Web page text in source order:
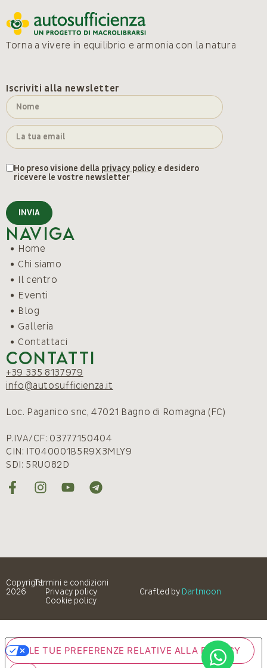
Torna a vivere in equilibrio e armonia con la natura
Iscriviti alla newsletter
Ho preso visione della privacy policy e desidero
ricevere le vostre newsletter
INVIA
Naviga
Home
Chi siamo
Il centro
Eventi
Blog
Galleria
Contattaci
Contatti
+39 335 8137979
info@autosufficienza.it
Loc. Paganico snc, 47021 Bagno di Romagna (FC)
P.IVA/CF: 03777150404
CIN: IT040001B5R9X3MLY9
SDI: 5RUO82D
Copyright
2026
Termini e condizioni
Privacy policy
Cookie policy
Crafted by Dartmoon
LE TUE PREFERENZE RELATIVE ALLA PRIVACY